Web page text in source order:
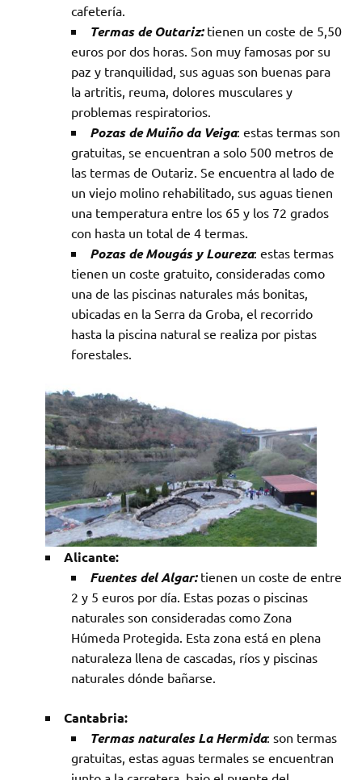
cafetería.
Termas de Outariz:tienen un coste de 5,50
euros por dos horas. Son muy famosas por su
paz y tranquilidad, sus aguas son buenas para
la artritis, reuma, dolores musculares y
problemas respiratorios.
Pozas de Muiño da Veiga: estas termas son
gratuitas, se encuentran a solo 500 metros de
las termas de Outariz. Se encuentra al lado de
un viejo molino rehabilitado, sus aguas tienen
una temperatura entre los 65 y los 72 grados
con hasta un total de 4 termas.
Pozas de Mougás y Loureza: estas termas
tienen un coste gratuito, consideradas como
una de las piscinas naturales más bonitas,
ubicadas en la Serra da Groba, el recorrido
hasta la piscina natural se realiza por pistas
forestales.
Alicante:
Fuentes del Algar:tienen un coste de entre
2 y 5 euros por día. Estas pozas o piscinas
naturales son consideradas como Zona
Húmeda Protegida. Esta zona está en plena
naturaleza llena de cascadas, ríos y piscinas
naturales dónde bañarse.
Cantabria:
Termas naturales La Hermida: son termas
gratuitas, estas aguas termales se encuentran